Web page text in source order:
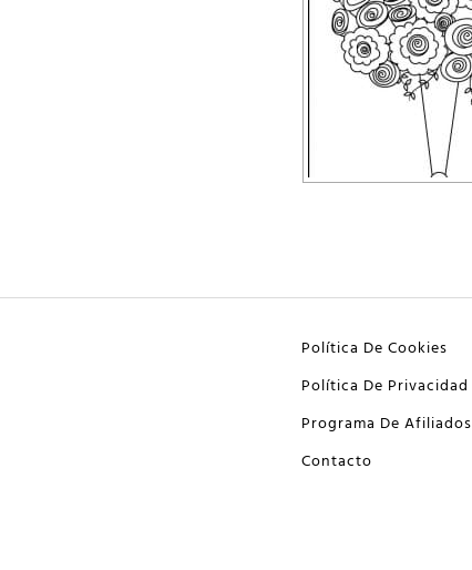
Política De Cookies
Política De Privacidad
Programa De Afiliados
Contacto